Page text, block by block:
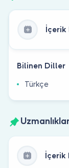
İçerik
Bilinen Diller
Türkçe
İçerik